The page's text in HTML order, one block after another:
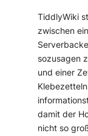
TiddlyWiki
zwischen
sozusagen
und einer
damit der
nicht so